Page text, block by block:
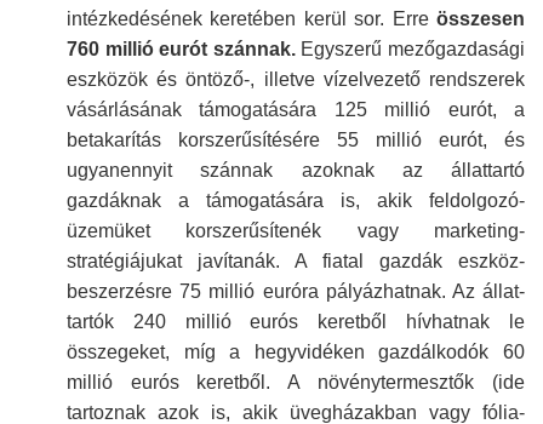
intézke­désének keretében kerül sor. Erre összesen
760 millió eurót szánnak. Egyszerű mező­gazdasági
eszközök és öntöző-, illetve vízelvezető rendszerek
vásárlá­sának támoga­tására 125 millió eurót, a
betakarítás korszerű­sítésére 55 millió eurót, és
ugyan­ennyit szánnak azoknak az állattartó
gazdáknak a támoga­tására is, akik feldolgozó­
üzemüket korszerű­sítenék vagy marketing­
stratégiájukat javítanák. A fiatal gazdák eszköz­
beszerzésre 75 millió euróra pályáz­hatnak. Az állat­
tartók 240 millió eurós keretből hívhatnak le
összegeket, míg a hegy­vidéken gazdálkodók 60
millió eurós keretből. A növény­termesztők (ide
tartoznak azok is, akik üveg­házakban vagy fólia­